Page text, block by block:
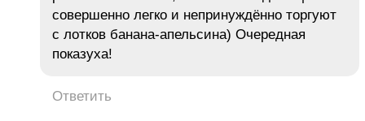
совершенно легко и непринуждённо торгуют
с лотков банана-апельсина) Очередная
показуха!
Ответить